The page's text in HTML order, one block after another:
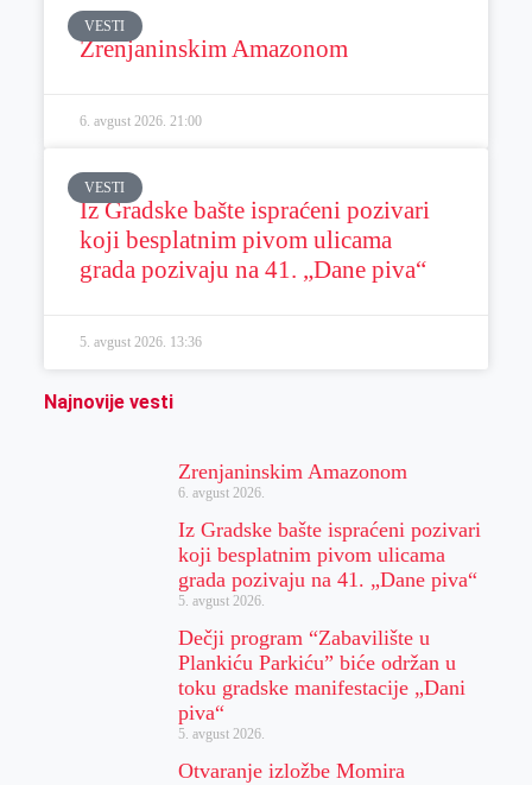
VESTI
Zrenjaninskim Amazonom
6. avgust 2026. 21:00
VESTI
Iz Gradske bašte ispraćeni pozivari
koji besplatnim pivom ulicama
grada pozivaju na 41. „Dane piva“
5. avgust 2026. 13:36
Najnovije vesti
Zrenjaninskim Amazonom
6. avgust 2026.
Iz Gradske bašte ispraćeni pozivari
koji besplatnim pivom ulicama
grada pozivaju na 41. „Dane piva“
5. avgust 2026.
Dečji program “Zabavilište u
Plankiću Parkiću” biće održan u
toku gradske manifestacije „Dani
piva“
5. avgust 2026.
Otvaranje izložbe Momira